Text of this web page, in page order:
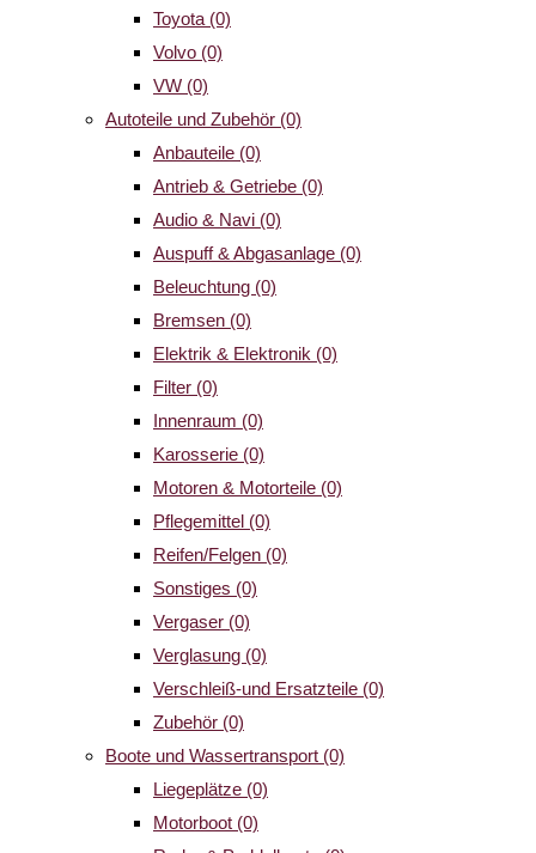
Toyota (0)
Volvo (0)
VW (0)
Autoteile und Zubehör (0)
Anbauteile (0)
Antrieb & Getriebe (0)
Audio & Navi (0)
Auspuff & Abgasanlage (0)
Beleuchtung (0)
Bremsen (0)
Elektrik & Elektronik (0)
Filter (0)
Innenraum (0)
Karosserie (0)
Motoren & Motorteile (0)
Pflegemittel (0)
Reifen/Felgen (0)
Sonstiges (0)
Vergaser (0)
Verglasung (0)
Verschleiß-und Ersatzteile (0)
Zubehör (0)
Boote und Wassertransport (0)
Liegeplätze (0)
Motorboot (0)